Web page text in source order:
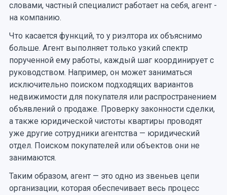
словами, частный специалист работает на себя, агент -
на компанию.
Что касается функций, то у риэлтора их объяснимо
больше. Агент выполняет только узкий спектр
порученной ему работы, каждый шаг координирует с
руководством. Например, он может заниматься
исключительно поиском подходящих вариантов
недвижимости для покупателя или распространением
объявлений о продаже. Проверку законности сделки,
а также юридической чистоты квартиры проводят
уже другие сотрудники агентства — юридический
отдел. Поиском покупателей или объектов они не
занимаются.
Таким образом, агент — это одно из звеньев цепи
организации, которая обеспечивает весь процесс